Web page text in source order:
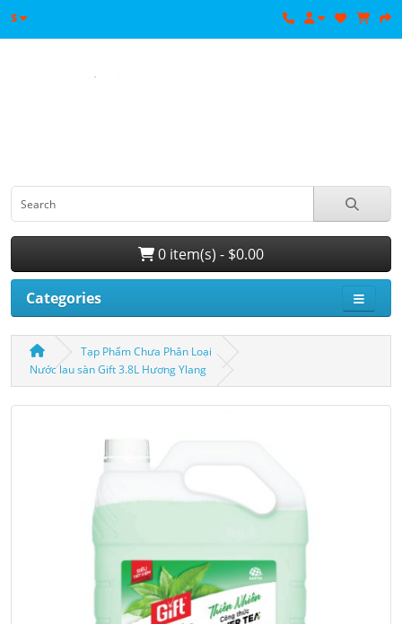
$
0 item(s) - $0.00
Categories
Tạp Phẩm Chưa Phân Loại
Nước lau sàn Gift 3.8L Hương Ylang